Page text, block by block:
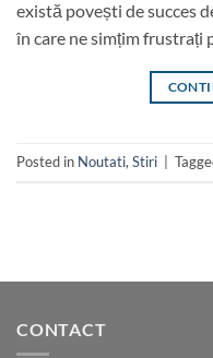
există povești de succes
în care ne simțim frustrați
Posted in Noutati, Stiri
CONTACT